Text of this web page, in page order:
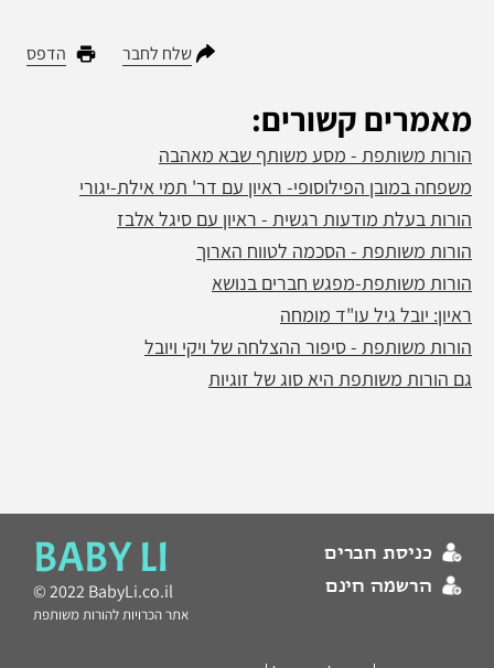
שלח לחבר הדפס
מאמרים קשורים:
הורות משותפת - מסע משותף שבא מאהבה
משפחה במובן הפילוסופי- ראיון עם דר' תמי אילת-יגורי
הורות בעלת מודעות רגשית - ראיון עם סיגל אלבז
הורות משותפת - הסכמה לטווח הארוך
הורות משותפת-מפגש חברים בנושא
ראיון: יובל גיל עו"ד מומחה
הורות משותפת - סיפור ההצלחה של ויקי ויובל
גם הורות משותפת היא סוג של זוגיות
כניסת חברים
הרשמה חינם
BABY LI
© 2022 BabyLi.co.il
אתר הכרויות להורות משותפת